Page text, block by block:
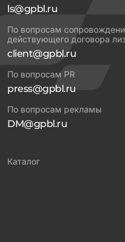
ls@gpbl.ru
По вопросам
действующего договора
client@gpbl.ru
По вопросам PR
press@gpbl.ru
По вопросам рекламы
DM@gpbl.ru
Каталог